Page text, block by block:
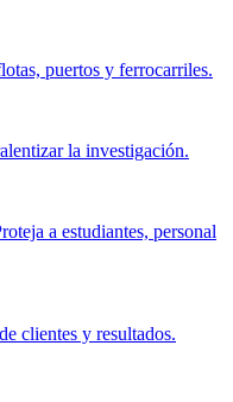
puertos y ferrocarriles.
la investigación.
a estudiantes, personal
clientes y resultados.